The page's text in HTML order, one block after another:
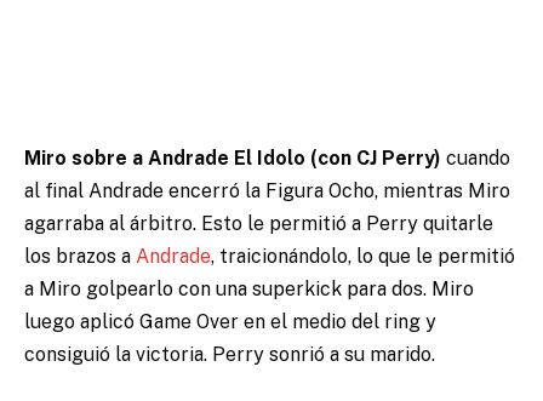
Miro sobre a Andrade El Idolo (con CJ Perry) cuando
al final Andrade encerró la Figura Ocho, mientras Miro
agarraba al árbitro. Esto le permitió a Perry quitarle
los brazos a Andrade, traicionándolo, lo que le permitió
a Miro golpearlo con una superkick para dos. Miro
luego aplicó Game Over en el medio del ring y
consiguió la victoria. Perry sonrió a su marido.